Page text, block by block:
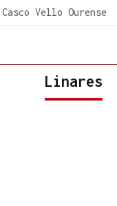
Casco Vello Ourense
Linares